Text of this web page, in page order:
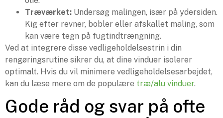
Træværket: Undersøg malingen, især på ydersiden.
Kig efter revner, bobler eller afskallet maling, som
kan være tegn på fugtindtrængning.
Ved at integrere disse vedligeholdelsestrin i din
rengøringsrutine sikrer du, at dine vinduer isolerer
optimalt. Hvis du vil minimere vedligeholdelsesarbejdet,
kan du læse mere om de populære træ/alu vinduer.
Gode råd og svar på ofte